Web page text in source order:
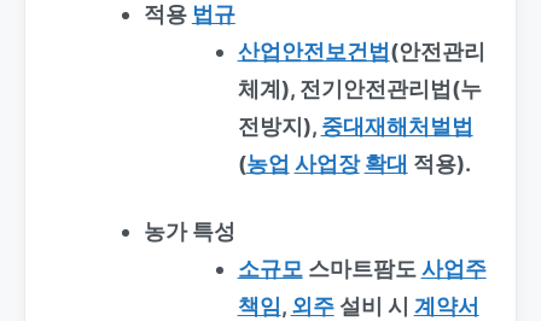
적용 법규
산업안전보건법 (안전관리
체계), 전기안전관리법(누
전방지), 중대재해처벌법
(농업 사업장 확대 적용).
농가 특성
소규모 스마트팜도 사업주
책임 , 외주설비 시 계약서